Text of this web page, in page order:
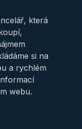
která
si na
a rychlém
webu.